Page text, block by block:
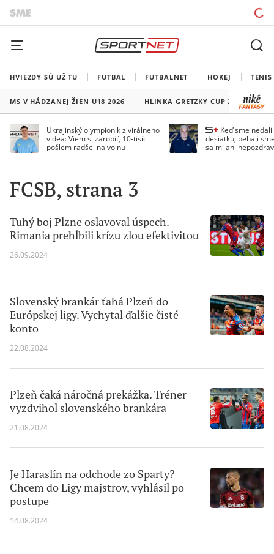
HVIEZDY SÚ UŽ TU FUTBAL FUTBALNET HOKEJ TENIS
MS V HÁDZANEJ ŽIEN U18 2026 HLINKA GRETZKY CUP 2026
Ukrajinský olympionik z virálneho
videa: Viem si zarobiť, 10-tisíc
pošlem radšej na vojnu
Keď sme
desiatku, behali
sa mi ani
FCSB, strana 3
Tuhý boj Plzne oslavoval úspech.
Rimania prehĺbili krízu zlou efektivitou
26.09.2024
Slovenský brankár ťahá Plzeň do
Európskej ligy. Vychytal ďalšie čisté
konto
22.08.2024
Plzeň čaká náročná prekážka. Tréner
vyzdvihol slovenského brankára
21.08.2024
Je Haraslín na odchode zo Sparty?
Chcem do Ligy majstrov, vyhlásil po
postupe
14.08.2024